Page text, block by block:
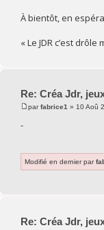
À bientôt, en
« Le JDR c’est
Re: Créa Jdr,
parfabrice1 » 10 Aoû
-
Modifié en dernier par
Re: Créa Jdr,